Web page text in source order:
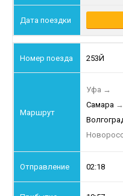
253Й
Уфа →
Самара →
02:18